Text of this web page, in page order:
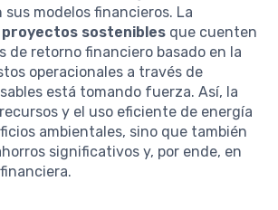
modelos financieros. La
proyectos sostenibles que cuenten
de retorno financiero basado en la
operacionales a través de
está tomando fuerza. Así, la
y el uso eficiente de energía
ambientales, sino que también
significativos y, por ende, en